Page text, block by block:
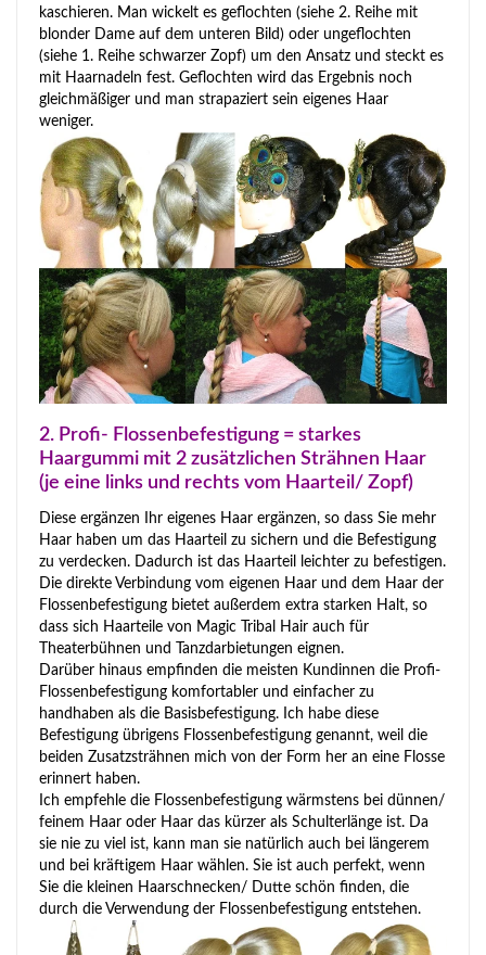
kaschieren. Man wickelt es geflochten (siehe 2. Reihe mit
blonder Dame auf dem unteren Bild) oder ungeflochten
(siehe 1. Reihe schwarzer Zopf) um den Ansatz und steckt es
mit Haarnadeln fest. Geflochten wird das Ergebnis noch
gleichmäßiger und man strapaziert sein eigenes Haar
weniger.
2. Profi- Flossenbefestigung = starkes
Haargummi mit 2 zusätzlichen Strähnen Haar
(je eine links und rechts vom Haarteil/ Zopf)
Diese ergänzen Ihr eigenes Haar ergänzen, so dass Sie mehr
Haar haben um das Haarteil zu sichern und die Befestigung
zu verdecken. Dadurch ist das Haarteil leichter zu befestigen.
Die direkte Verbindung vom eigenen Haar und dem Haar der
Flossenbefestigung bietet außerdem extra starken Halt, so
dass sich Haarteile von Magic Tribal Hair auch für
Theaterbühnen und Tanzdarbietungen eignen.
Darüber hinaus empfinden die meisten Kundinnen die Profi-
Flossenbefestigung komfortabler und einfacher zu
handhaben als die Basisbefestigung. Ich habe diese
Befestigung übrigens Flossenbefestigung genannt, weil die
beiden Zusatzsträhnen mich von der Form her an eine Flosse
erinnert haben.
Ich empfehle die Flossenbefestigung wärmstens bei dünnen/
feinem Haar oder Haar das kürzer als Schulterlänge ist. Da
sie nie zu viel ist, kann man sie natürlich auch bei längerem
und bei kräftigem Haar wählen. Sie ist auch perfekt, wenn
Sie die kleinen Haarschnecken/ Dutte schön finden, die
durch die Verwendung der Flossenbefestigung entstehen.